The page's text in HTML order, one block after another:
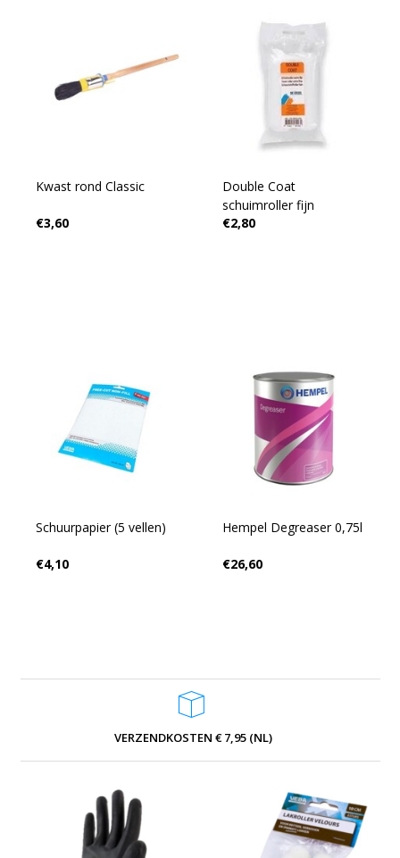
Kwast rond Classic
€3,60
Double Coat
schuimroller fijn
€2,80
Schuurpapier (5 vellen)
€4,10
Hempel Degreaser 0,75l
€26,60
VERZENDKOSTEN € 7,95 (NL)